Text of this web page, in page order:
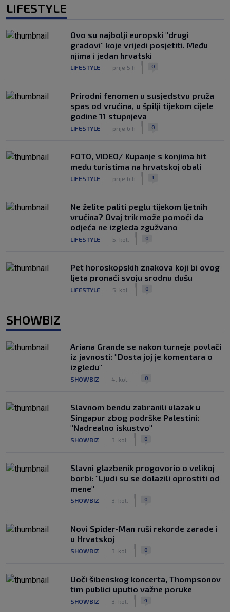
LIFESTYLE
Ovo su najbolji europski "drugi
gradovi" koje vrijedi posjetiti. Među
njima i jedan hrvatski
LIFESTYLE prije 5 h 0
Prirodni fenomen u susjedstvu pruža
spas od vrućina, u špilji tijekom cijele
godine 11 stupnjeva
LIFESTYLE prije 6 h 0
FOTO, VIDEO/ Kupanje s konjima hit
među turistima na hrvatskoj obali
LIFESTYLE prije 6 h 1
Ne želite paliti peglu tijekom ljetnih
vrućina? Ovaj trik može pomoći da
odjeća ne izgleda zgužvano
LIFESTYLE 5. kol. 0
Pet horoskopskih znakova koji bi ovog
ljeta pronaći svoju srodnu dušu
LIFESTYLE 5. kol. 0
SHOWBIZ
Ariana Grande se nakon turneje povlači
iz javnosti: "Dosta joj je komentara o
izgledu"
SHOWBIZ 4. kol. 0
Slavnom bendu zabranili ulazak u
Singapur zbog podrške Palestini:
"Nadrealno iskustvo"
SHOWBIZ 3. kol. 0
Slavni glazbenik progovorio o velikoj
borbi: "Ljudi su se dolazili oprostiti od
mene"
SHOWBIZ 3. kol. 0
Novi Spider-Man ruši rekorde zarade i
u Hrvatskoj
SHOWBIZ 3. kol. 0
Uoči šibenskog koncerta, Thompsonov
tim publici uputio važne poruke
SHOWBIZ 3. kol. 4